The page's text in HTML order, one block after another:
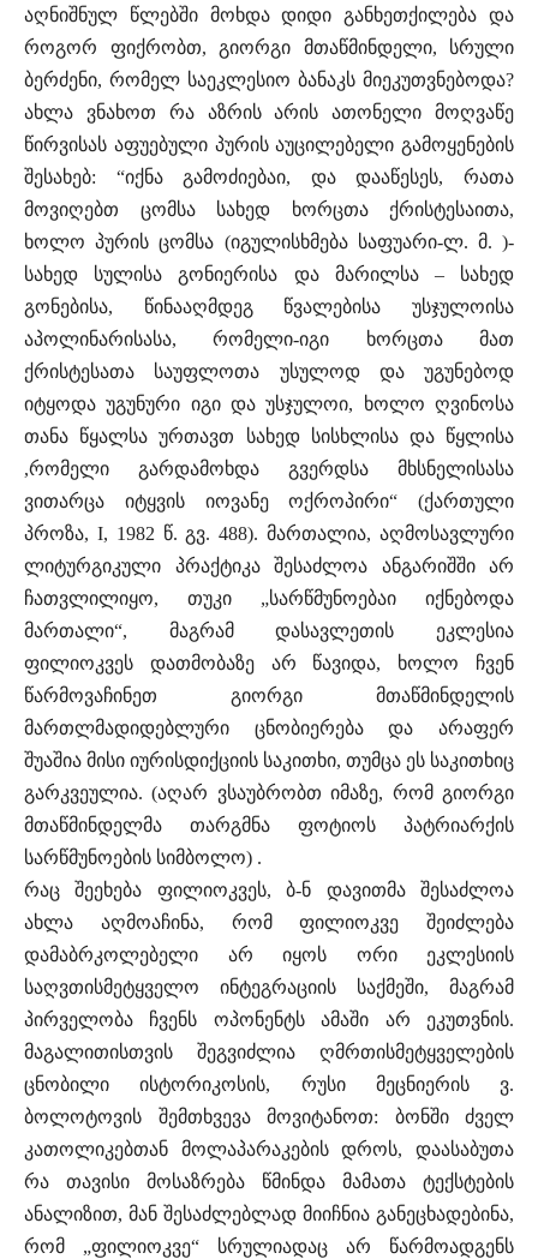
აღნიშნულ წლებში მოხდა დიდი განხეთქილება და
როგორ ფიქრობთ, გიორგი მთაწმინდელი, სრული
ბერძენი, რომელ საეკლესიო ბანაკს მიეკუთვნებოდა?
ახლა ვნახოთ რა აზრის არის ათონელი მოღვაწე
წირვისას აფუებული პურის აუცილებელი გამოყენების
შესახებ: “იქნა გამოძიებაი, და დააწესეს, რათა
მოვიღებთ ცომსა სახედ ხორცთა ქრისტესაითა,
ხოლო პურის ცომსა (იგულისხმება საფუარი-ლ. მ. )-
სახედ სულისა გონიერისა და მარილსა – სახედ
გონებისა, წინააღმდეგ წვალებისა უსჯულოისა
აპოლინარისასა, რომელი-იგი ხორცთა მათ
ქრისტესათა საუფლოთა უსულოდ და უგუნებოდ
იტყოდა უგუნური იგი და უსჯულოი, ხოლო ღვინოსა
თანა წყალსა ურთავთ სახედ სისხლისა და წყლისა
,რომელი გარდამოხდა გვერდსა მხსნელისასა
ვითარცა იტყვის იოვანე ოქროპირი“ (ქართული
პროზა, I, 1982 წ. გვ. 488). მართალია, აღმოსავლური
ლიტურგიკული პრაქტიკა შესაძლოა ანგარიშში არ
ჩათვლილიყო, თუკი „სარწმუნოებაი იქნებოდა
მართალი“, მაგრამ დასავლეთის ეკლესია
ფილიოკვეს დათმობაზე არ წავიდა, ხოლო ჩვენ
წარმოვაჩინეთ გიორგი მთაწმინდელის
მართლმადიდებლური ცნობიერება და არაფერ
შუაშია მისი იურისდიქციის საკითხი, თუმცა ეს საკითხიც
გარკვეულია. (აღარ ვსაუბრობთ იმაზე, რომ გიორგი
მთაწმინდელმა თარგმნა ფოტიოს პატრიარქის
სარწმუნოების სიმბოლო) .
რაც შეეხება ფილიოკვეს, ბ-ნ დავითმა შესაძლოა
ახლა აღმოაჩინა, რომ ფილიოკვე შეიძლება
დამაბრკოლებელი არ იყოს ორი ეკლესიის
საღვთისმეტყველო ინტეგრაციის საქმეში, მაგრამ
პირველობა ჩვენს ოპონენტს ამაში არ ეკუთვნის.
მაგალითისთვის შეგვიძლია ღმრთისმეტყველების
ცნობილი ისტორიკოსის, რუსი მეცნიერის ვ.
ბოლოტოვის შემთხვევა მოვიტანოთ: ბონში ძველ
კათოლიკებთან მოლაპარაკების დროს, დაასაბუთა
რა თავისი მოსაზრება წმინდა მამათა ტექსტების
ანალიზით, მან შესაძლებლად მიიჩნია განეცხადებინა,
რომ „ფილიოკვე“ სრულიადაც არ წარმოადგენს